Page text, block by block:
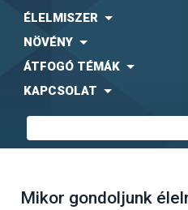
ÉLELMISZER
NÖVÉNY
ÁTFOGÓ TÉMÁK
KAPCSOLAT
Mikor gondoljunk